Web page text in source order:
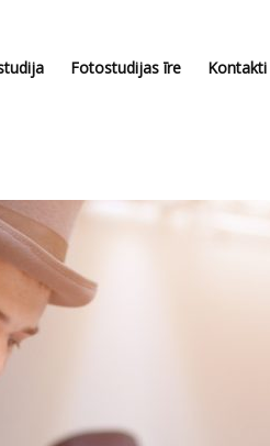
Fotostudijas īre Kontakti